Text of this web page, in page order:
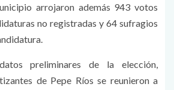
arrojaron además 943 votos
no registradas y 64 sufragios
preliminares de la elección,
de Pepe Ríos se reunieron a